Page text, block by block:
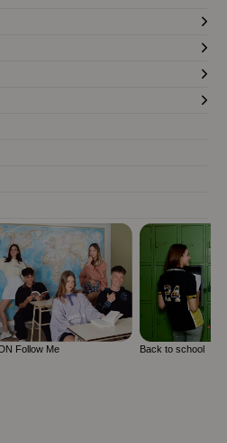
Follow Me Back to school